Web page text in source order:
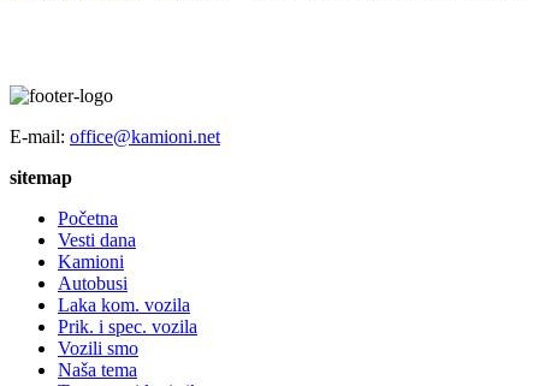
E-mail: office@kamioni.net
sitemap
Početna
Vesti dana
Kamioni
Autobusi
Laka kom. vozila
Prik. i spec. vozila
Vozili smo
Naša tema